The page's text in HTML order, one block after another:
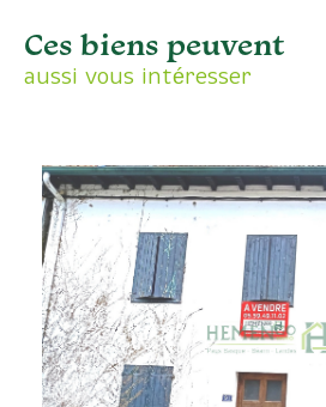
Ces biens peuvent
aussi vous intéresser